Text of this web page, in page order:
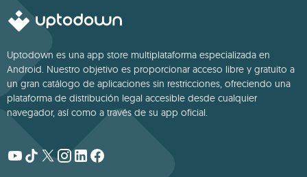
Uptodown es una app store multiplataforma especializada en
Android. Nuestro objetivo es proporcionar acceso libre y gratuito a
un gran catálogo de aplicaciones sin restricciones, ofreciendo una
plataforma de distribución legal accesible desde cualquier
navegador, así como a través de su app oficial.